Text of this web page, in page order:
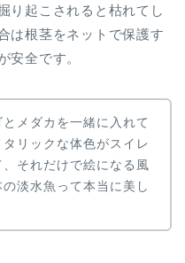
り起こされると枯れてし
は根茎をネットで保護す
安全です。
メダカを一緒に入れて
リックな体色がスイレ
それだけで絵になる風
淡水魚って本当に美し